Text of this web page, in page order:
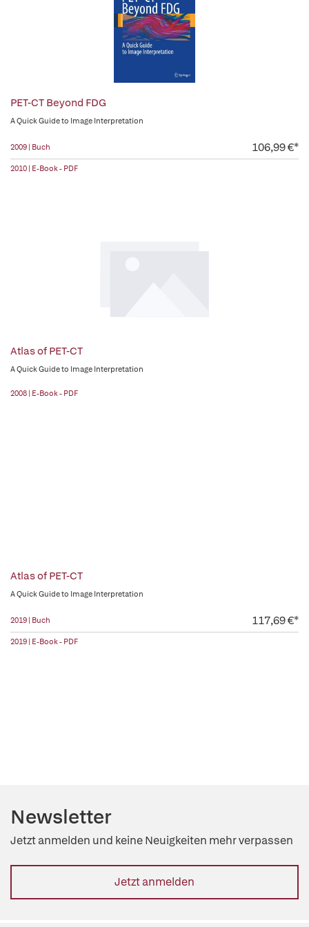
PET-CT Beyond FDG
A Quick Guide to Image Interpretation
2009 | Buch 106,99 €*
2010 | E-Book - PDF
Atlas of PET-CT
A Quick Guide to Image Interpretation
2008 | E-Book - PDF
Atlas of PET-CT
A Quick Guide to Image Interpretation
2019 | Buch 117,69 €*
2019 | E-Book - PDF
Newsletter
Jetzt anmelden und keine Neuigkeiten mehr verpassen
Jetzt anmelden